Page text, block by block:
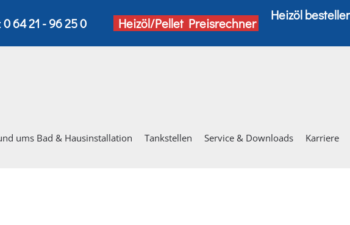
0 64 21 - 96 25 0 Heizöl/Pellet Preisrechner
Heizöl
ums Bad & Hausinstallation Tankstellen Service & Downloads Karriere